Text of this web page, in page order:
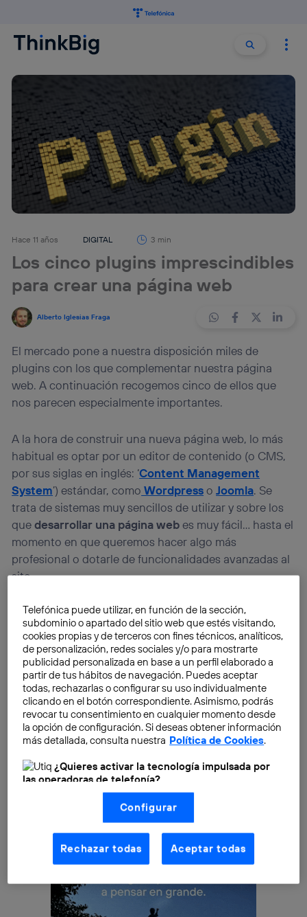
Buscar
Hace 11 años DIGITAL 3 min
Los cinco plugins imprescindibles
para crear una página web
Alberto Iglesias Fraga
El mercado pone a nuestra disposición miles de
plugins con los que complementar nuestra página
web. A continuación recogemos cinco de ellos que
nos parecen especialmente importantes.
A la hora de construir una nueva página web, lo más
habitual es optar por un editor de contenido (o CMS,
por sus siglas en inglés: ‘Content Management
System’) estándar, como WordpressoJoomla. Se
trata de sistemas muy sencillos de utilizar y sobre los
quedesarrollar una página webes muy fácil… hasta el
momento en que queremos hacer algo más
profesional o dotarle de funcionalidades avanzadas al
site.
Es en esa etapa del desarrollo cuando hemos de
adentrarnos en otra parcela obligada de cualquier
web de nueva creación:la instalación de plugins
plugins son una suerte de complementos o
extensiones que permiten completar las funciones
de nuestra página web, añadiendo capacidades extra
en numerosos campos, como el diseño,
posicionamiento SEO, edición de texto, redes sociales,
etc.
Telefónica puede utilizar, en función de la sección,
subdominio o apartado del sitio web que estés visitando,
cookies propias y de terceros con fines técnicos, analíticos,
de personalización, redes sociales y/o para mostrarte
publicidad personalizada en base a un perfil elaborado a
partir de tus hábitos de navegación. Puedes aceptar
todas, rechazarlas o configurar su uso individualmente
clicando en el botón correspondiente. Asimismo, podrás
revocar tu consentimiento en cualquier momento desde
la opción de configuración. Si deseas obtener información
más detallada, consulta nuestra Política de Cookies.
¿Quieres activar la tecnología impulsada por
las operadoras de telefonía?
Nosotros, Telefónica S.A., utilizamos la tecnología Utiq para
realizar nuestras acciones de marketing digital o análisis
(como se describe en este aviso de consentimiento)
basadas en tu navegación en nuestra(s) web(s)
aquí (solo cuando utilizas una conexión a
internet habilitada , proporcionada por una de las
operadoras de telefonía participantes, y otorgas tu
La tecnología Utiq está diseñada con la privacidad como
prioridad ofreciéndote elección y control.
Configurar
Rechazar todas Aceptar todas